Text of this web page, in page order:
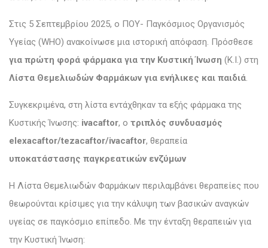
Στις 5 Σεπτεμβρίου 2025, ο ΠΟΥ- Παγκόσμιος Οργανισμός
Υγείας (WHO) ανακοίνωσε μια ιστορική απόφαση. Πρόσθεσε
για πρώτη φορά φάρμακα για την Κυστική Ίνωση (Κ.Ι.) στη
Λίστα Θεμελιωδών Φαρμάκων για ενήλικες και παιδιά.
Συγκεκριμένα, στη λίστα εντάχθηκαν τα εξής φάρμακα της
Κυστικής Ίνωσης: ivacaftor, ο τριπλός συνδυασμός
elexacaftor/tezacaftor/ivacaftor, θεραπεία
υποκατάστασης παγκρεατικών ενζύμων
Η Λίστα Θεμελιωδών Φαρμάκων περιλαμβάνει θεραπείες που
θεωρούνται κρίσιμες για την κάλυψη των βασικών αναγκών
υγείας σε παγκόσμιο επίπεδο. Με την ένταξη θεραπειών για
την Κυστική Ίνωση: